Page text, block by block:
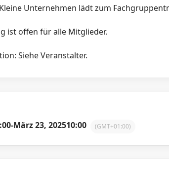
Unternehmen lädt zum
ist offen für alle Mitglieder.
Siehe Veranstalter.
-März 23, 202510:00 (GMT+01:00)